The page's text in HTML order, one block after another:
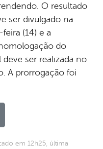
O resultado
ser divulgado na
(14) e a
do
deve ser realizada no
A prorrogação foi
em 12h25, última